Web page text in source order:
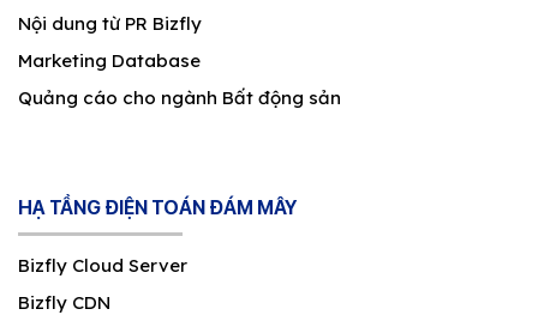
Nội dung từ PR Bizfly
Marketing Database
Quảng cáo cho ngành Bất động sản
HẠ TẦNG ĐIỆN TOÁN ĐÁM MÂY
Bizfly Cloud Server
Bizfly CDN